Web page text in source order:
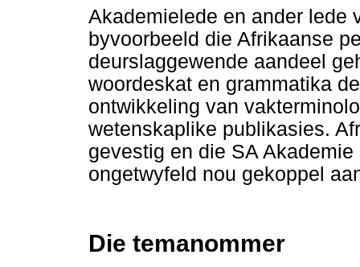
Akademielede en ander lede
byvoorbeeld die Afrikaanse
deurslaggewende aandeel
woordeskat en grammatika
ontwikkeling van
wetenskaplike publikasies.
gevestig en die SA
ongetwyfeld nou gekoppel
Die temanommer